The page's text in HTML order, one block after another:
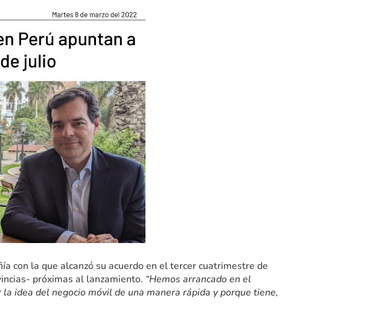
con la que alcanzó su acuerdo en el tercer cuatrimestre de
próximas al lanzamiento. “Hemos arrancado en el
idea del negocio móvil de una manera rápida y porque tiene,